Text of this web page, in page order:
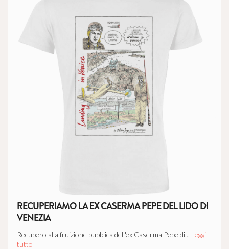
RECUPERIAMO LA EX CASERMA PEPE DEL LIDO DI
VENEZIA
Recupero alla fruizione pubblica dell'ex Caserma Pepe di... Leggi
tutto